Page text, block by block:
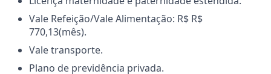
Vale Refeição/Vale Alimentação: R$ R$
770,13(mês).
Vale transporte.
Plano de previdência privada.